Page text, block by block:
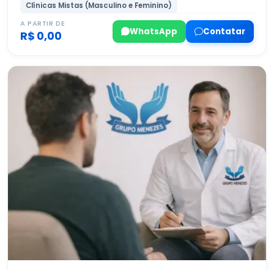
Clínicas Mistas (Masculino e Feminino)
A PARTIR DE
R$ 0,00 WhatsApp Contatar